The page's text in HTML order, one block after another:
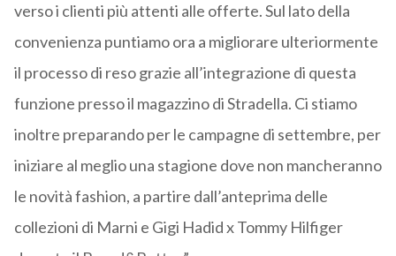
verso i clienti più attenti alle offerte. Sul lato della
convenienza puntiamo ora a migliorare ulteriormente
il processo di reso grazie all’integrazione di questa
funzione presso il magazzino di Stradella. Ci stiamo
inoltre preparando per le campagne di settembre, per
iniziare al meglio una stagione dove non mancheranno
le novità fashion, a partire dall’anteprima delle
collezioni di Marni e Gigi Hadid x Tommy Hilfiger